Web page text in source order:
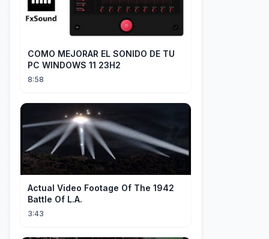
COMO MEJORAR EL SONIDO DE TU
PC WINDOWS 11 23H2
8:58
Actual Video Footage Of The 1942
Battle Of L.A.
3:43